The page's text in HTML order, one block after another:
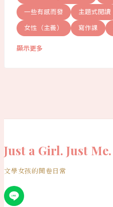
一些有感而發 主題式閱讀
女性（主義） 寫作課
顯示更多
Just a Girl. Just Me.
文學女孩的開卷日常